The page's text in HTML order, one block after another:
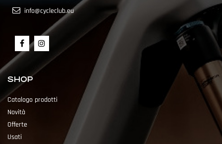
info@cycleclub.eu
SHOP
Catalogo prodotti
Novità
Offerte
Usati